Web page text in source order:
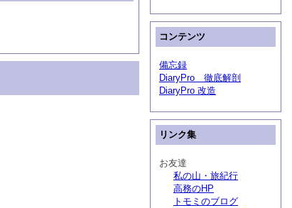
コンテンツ
備忘録
DiaryPro 徹底解剖
DiaryPro 改造
リンク集
お友達
私の山・旅紀行
高務のHP
トモミのブログ